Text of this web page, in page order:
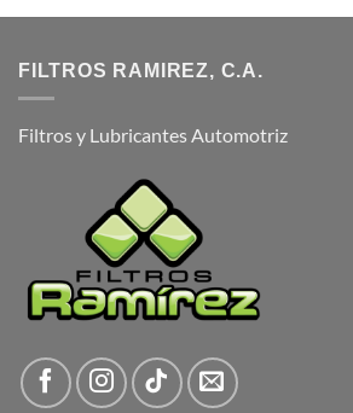
FILTROS RAMIREZ, C.A.
Filtros y Lubricantes Automotriz